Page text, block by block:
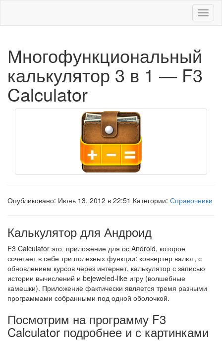
Меню
Многофункциональный
калькулятор 3 в 1 — F3
Calculator
Опубликовано: Июнь 13, 2012 в 22:51 Категории: Справочники
Калькулятор для Андроид
F3 Calculator это приложение для ос Android, которое
сочетает в себе три полезных функции: конвертер валют, с
обновлением курсов через интернет, калькулятор с записью
истории вычислений и bejeweled-like игру (волшебные
камешки). Приложение фактически является тремя разными
программами собранными под одной оболочкой.
Посмотрим на программу F3
Calculator подробнее и с картинками